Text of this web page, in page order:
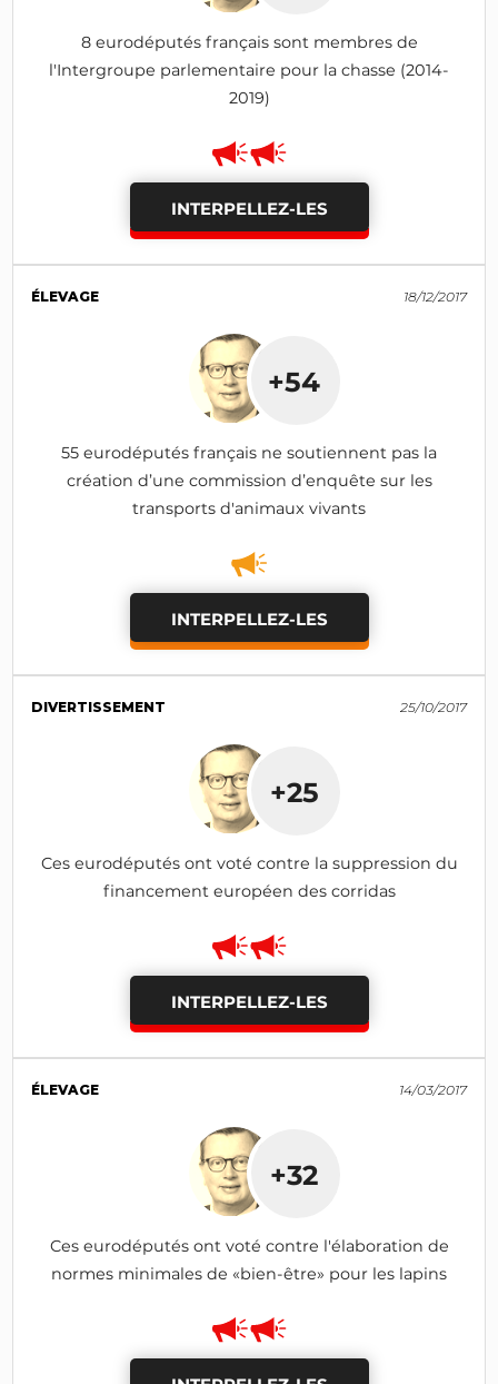
8 eurodéputés français sont membres de
l'Intergroupe parlementaire pour la chasse (2014-
2019)
INTERPELLEZ-LES
ÉLEVAGE 18/12/2017
+54
55 eurodéputés français ne soutiennent pas la
création d’une commission d’enquête sur les
transports d'animaux vivants
INTERPELLEZ-LES
DIVERTISSEMENT 25/10/2017
+25
Ces eurodéputés ont voté contre la suppression du
financement européen des corridas
INTERPELLEZ-LES
ÉLEVAGE 14/03/2017
+32
Ces eurodéputés ont voté contre l'élaboration de
normes minimales de «bien-être» pour les lapins